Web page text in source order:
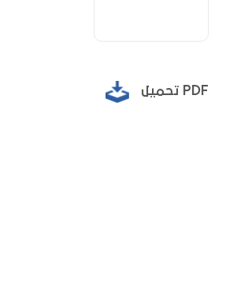
تحميل PDF